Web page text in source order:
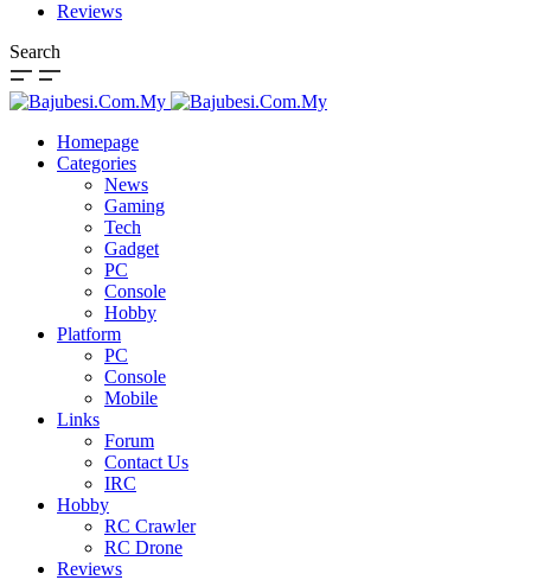
Reviews
Search
Homepage
Categories
News
Gaming
Tech
Gadget
PC
Console
Hobby
Platform
PC
Console
Mobile
Links
Forum
Contact Us
IRC
Hobby
RC Crawler
RC Drone
Reviews